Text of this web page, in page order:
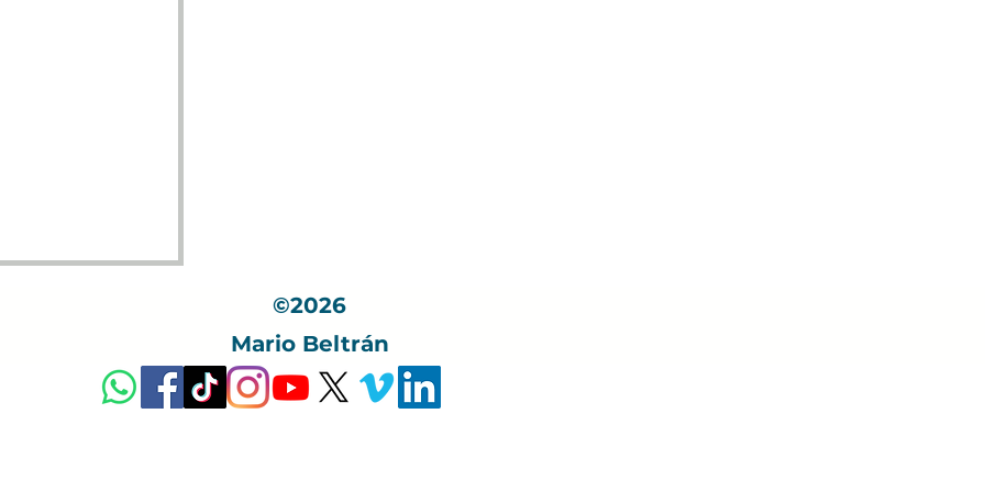
©2026
Mario Beltrán